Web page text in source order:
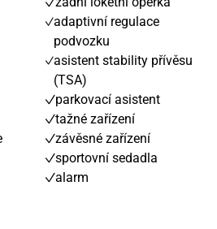
adaptivní regulace
podvozku
asistent stability přívěsu
(TSA)
parkovací asistent
tažné zařízení
závěsné zařízení
sportovní sedadla
alarm